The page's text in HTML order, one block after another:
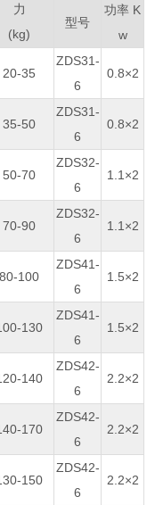
力
(kg)
型号
功率 K
w
20-35
ZDS31-
6
0.8×2
35-50
ZDS31-
6
0.8×2
50-70
ZDS32-
6
1.1×2
70-90
ZDS32-
6
1.1×2
80-100
ZDS41-
6
1.5×2
130
ZDS41-
6
1.5×2
140
ZDS42-
6
2.2×2
170
ZDS42-
6
2.2×2
150
ZDS42-
6
2.2×2